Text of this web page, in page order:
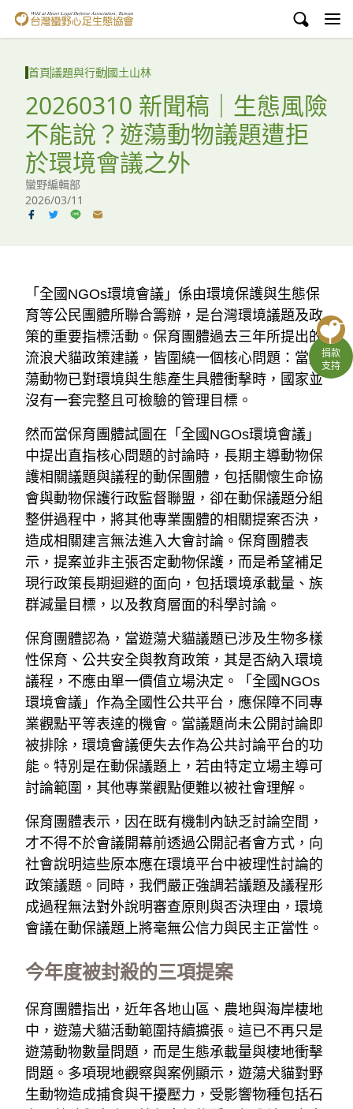
台灣蠻野心足生態協會
環境教育
白海豚媽祖宮
支持蠻野
YouTube
捐款
支持
首頁議題與行動國土山林
20260310 新聞稿｜生態風險
不能說？遊蕩動物議題遭拒
於環境會議之外
蠻野編輯部
2026/03/11
「全國NGOs環境會議」係由環境保護與生態保
育等公民團體所聯合籌辦，是台灣環境議題及政
策的重要指標活動。保育團體過去三年所提出的
流浪犬貓政策建議，皆圍繞一個核心問題：當遊
蕩動物已對環境與生態產生具體衝擊時，國家並
沒有一套完整且可檢驗的管理目標。
然而當保育團體試圖在「全國NGOs環境會議」
中提出直指核心問題的討論時，長期主導動物保
護相關議題與議程的動保團體，包括關懷生命協
會與動物保護行政監督聯盟，卻在動保議題分組
整併過程中，將其他專業團體的相關提案否決，
造成相關建言無法進入大會討論。保育團體表
示，提案並非主張否定動物保護，而是希望補足
現行政策長期迴避的面向，包括環境承載量、族
群減量目標，以及教育層面的科學討論。
保育團體認為，當遊蕩犬貓議題已涉及生物多樣
性保育、公共安全與教育政策，其是否納入環境
議程，不應由單一價值立場決定。「全國NGOs
環境會議」作為全國性公共平台，應保障不同專
業觀點平等表達的機會。當議題尚未公開討論即
被排除，環境會議便失去作為公共討論平台的功
能。特別是在動保議題上，若由特定立場主導可
討論範圍，其他專業觀點便難以被社會理解。
保育團體表示，因在既有機制內缺乏討論空間，
才不得不於會議開幕前透過公開記者會方式，向
社會說明這些原本應在環境平台中被理性討論的
政策議題。同時，我們嚴正強調若議題及議程形
成過程無法對外說明審查原則與否決理由，環境
會議在動保議題上將毫無公信力與民主正當性。
今年度被封殺的三項提案
保育團體指出，近年各地山區、農地與海岸棲地
中，遊蕩犬貓活動範圍持續擴張。這已不再只是
遊蕩動物數量問題，而是生態承載量與棲地衝擊
問題。多項現地觀察與案例顯示，遊蕩犬貓對野
生動物造成捕食與干擾壓力，受影響物種包括石